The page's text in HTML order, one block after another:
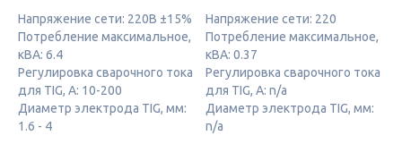
Напряжение сети: 220В ±15%
Потребление максимальное,
кВА: 6.4
Регулировка сварочного тока
для TIG, А: 10-200
Диаметр электрода TIG, мм:
1.6 - 4
Напряжение сети: 220
Потребление максимальное,
кВА: 0.37
Регулировка сварочного тока
для TIG, А: n/a
Диаметр электрода TIG, мм:
n/a